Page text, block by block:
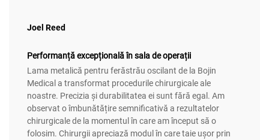
Joel Reed
Performanță excepțională în sala de operații
Lama metalică pentru ferăstrău oscilant de la Bojin
Medical a transformat procedurile chirurgicale ale
noastre. Precizia și durabilitatea ei sunt fără egal. Am
observat o îmbunătățire semnificativă a rezultatelor
chirurgicale de la momentul în care am început să o
folosim. Chirurgii apreciază modul în care taie ușor prin